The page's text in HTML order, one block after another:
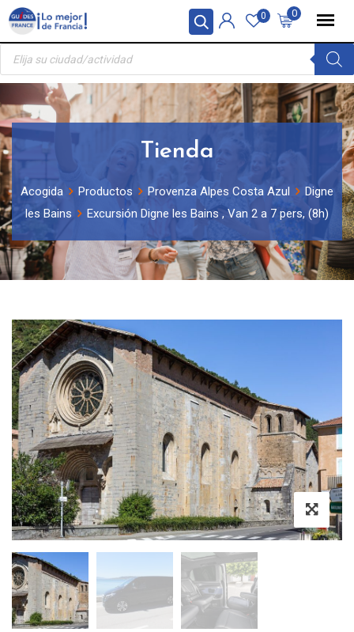
Panel de gestión de cookies
Skip
content
0
0
Búsqueda
productos
Tienda
Acogida Productos Provenza Alpes Costa Azul
Digne
les Bains
Excursión Digne les Bains , Van 2 a 7 pers, (8h)